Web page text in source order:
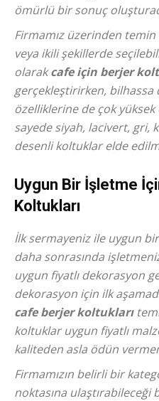
ömürlü bir sonuç
Firmamız üzerinden
veya ikili şekillerde
olarakcafe için berjer
gerçekleştirirken, bilhassa
özelliklerine de çok
sayede siyah, lacivert, gri,
desenli koltuklar elde
Uygun Bir İşletme
Koltukları
İlk sermayeniz ile uygun
daha sonrasında
uygun fiyatlı dekorasyon
dekorasyon için ilk
cafe berjer koltukları
koltuklar uygun fiyatlı
kaliteden asla ödün
Firmamızın belirli bir
noktasına